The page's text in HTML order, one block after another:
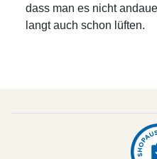
dass man es nicht
langt auch schon lüften.